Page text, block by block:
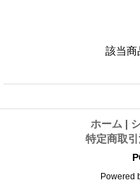
該当商
ホーム |
特定商取
Powered